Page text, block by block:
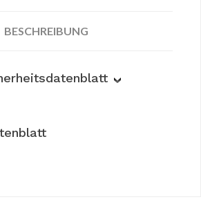
BESCHREIBUNG